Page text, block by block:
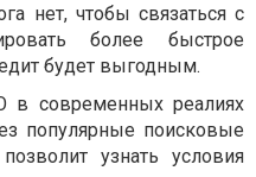
нет, чтобы связаться с
более быстрое
будет выгодным.
современных реалиях
популярные поисковые
узнать условия